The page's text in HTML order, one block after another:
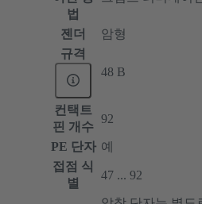
법
젠더
암형
규격
48 B
컨택트
핀 개수
92
PE 단자 예
접점 식
별
47 ... 92